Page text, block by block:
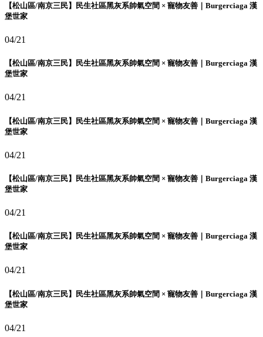
【松山區/南京三民】民生社區黑灰系帥氣空間 × 寵物友善｜Burgerciaga 漢
堡世家
04/21
【松山區/南京三民】民生社區黑灰系帥氣空間 × 寵物友善｜Burgerciaga 漢
堡世家
04/21
【松山區/南京三民】民生社區黑灰系帥氣空間 × 寵物友善｜Burgerciaga 漢
堡世家
04/21
【松山區/南京三民】民生社區黑灰系帥氣空間 × 寵物友善｜Burgerciaga 漢
堡世家
04/21
【松山區/南京三民】民生社區黑灰系帥氣空間 × 寵物友善｜Burgerciaga 漢
堡世家
04/21
【松山區/南京三民】民生社區黑灰系帥氣空間 × 寵物友善｜Burgerciaga 漢
堡世家
04/21